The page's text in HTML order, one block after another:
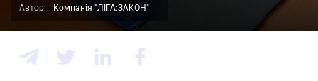
Автор: Компанія "ЛІГА:ЗАКОН"